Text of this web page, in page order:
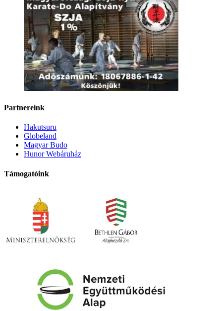
Partnereink
Hakutsuru
Globeland
Magyar Budo
Hunor Webáruház
Támogatóink